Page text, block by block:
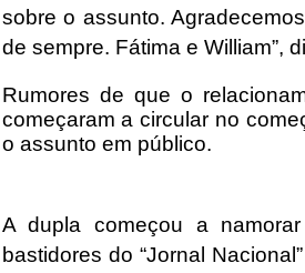
sobre o assunto.
de sempre. Fátima e William”,
Rumores de que o
começaram a circular no
o assunto em público.
A dupla começou a
bastidores do “Jornal